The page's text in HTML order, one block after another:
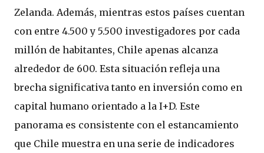
Zelanda. Además, mientras estos países cuentan
con entre 4.500 y 5.500 investigadores por cada
millón de habitantes, Chile apenas alcanza
alrededor de 600. Esta situación refleja una
brecha significativa tanto en inversión como en
capital humano orientado a la I+D. Este
panorama es consistente con el estancamiento
que Chile muestra en una serie de indicadores